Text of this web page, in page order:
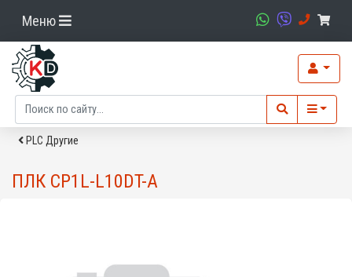
Меню
PLC Другие
ПЛК CP1L-L10DT-A